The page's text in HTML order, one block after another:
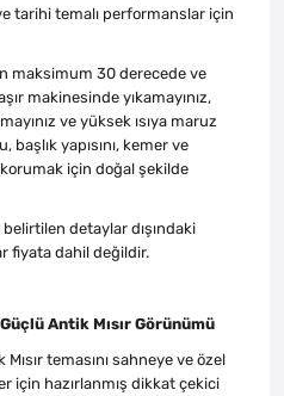
tarihi temalı performanslar için
maksimum 30 derecede ve
makinesinde yıkamayınız,
ve yüksek ısıya maruz
başlık yapısını, kemer ve
korumak için doğal şekilde
detaylar dışındaki
fiyata dahil değildir.
Antik Mısır Görünümü
temasını sahneye ve özel
için hazırlanmış dikkat çekici